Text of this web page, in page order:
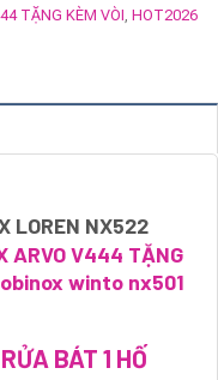
TẶNG KÈM VÒI HOT2026
LOREN NX522
BÁT 1 HỐ